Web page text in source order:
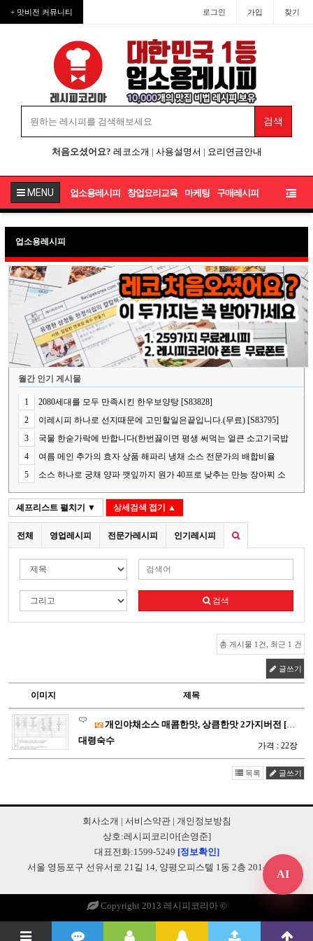
+ 맛비전 커뮤니티 로그인 가입 찾기
처음오셨어요? 레코소개 | 사용설명서 | 요리연금안내
MENU 업소용레시피 창업요리교육 마케팅 구매레시피
업소용레시피
월간 인기 게시물
1
2080세대를 모두 만족시킨 한우보양탕 [S83828]
2
이레시피 하나로 선지때문에 고민할일은끝입니다.(무료) [S83795]
3
국물 한숟가락에 반합니다(한번끓이면 평생 써먹는 얼큰 소고기국밥
의 핵심 비법) [S83848]
4
여름 메인 추가의 효자 상품 해파리 냉채 소스 전문가의 배합비율
[S83787]
5
소스 하나로 궁채 양파 깻잎까지 원가 40프로 낮추는 만능 장아찌 소
스[S83841]
셰프리스트 펼치기 ▼ 상세검색 접기 ▲
전체 영업레시피 전문가레시피 인기레시피
검색
총 게시물 1건, 최근 1 건
글쓰기
이미지 제목
[25] 개인야채소스 매콤한맛, 상큼한맛 2가지버전 [P3966
대령숙수
가격 : 22장
목록 글쓰기
회사소개 | 서비스약관| 개인정보방침
상호:레시피코리아[손영준]
대표전화:1599-5249 [정보확인]
서울 영등포구 선유서로 21길 14, 양평오피스텔 1동 2층 201-B248
Copyright 2013 레시피코리아 ©
AI